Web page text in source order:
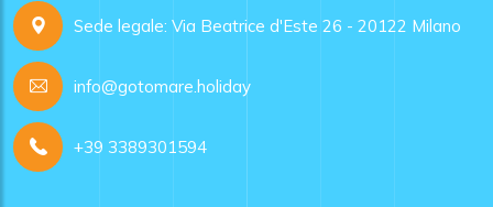
Sede legale: Via Beatrice d'Este 26 - 20122 Milano
info@gotomare.holiday
+39 3389301594